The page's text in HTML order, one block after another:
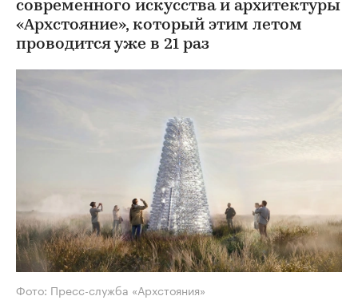
современного искусства и архитектуры
«Архстояние», который этим летом
проводится уже в 21 раз
Фото: Пресс-служба «Архстояния»